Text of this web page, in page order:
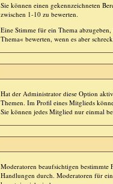
Sie können einen gekennzeichneten
zwischen 1-10 zu bewerten.
Eine Stimme für ein Thema
Thema« bewerten, wenn es aber
Hat der Administrator diese Option
Themen. Im Profil eines Mitglieds
Sie können jedes Mitglied nur einmal
Moderatoren beaufsichtigen bestimmte
Handlungen durch. Moderatoren für